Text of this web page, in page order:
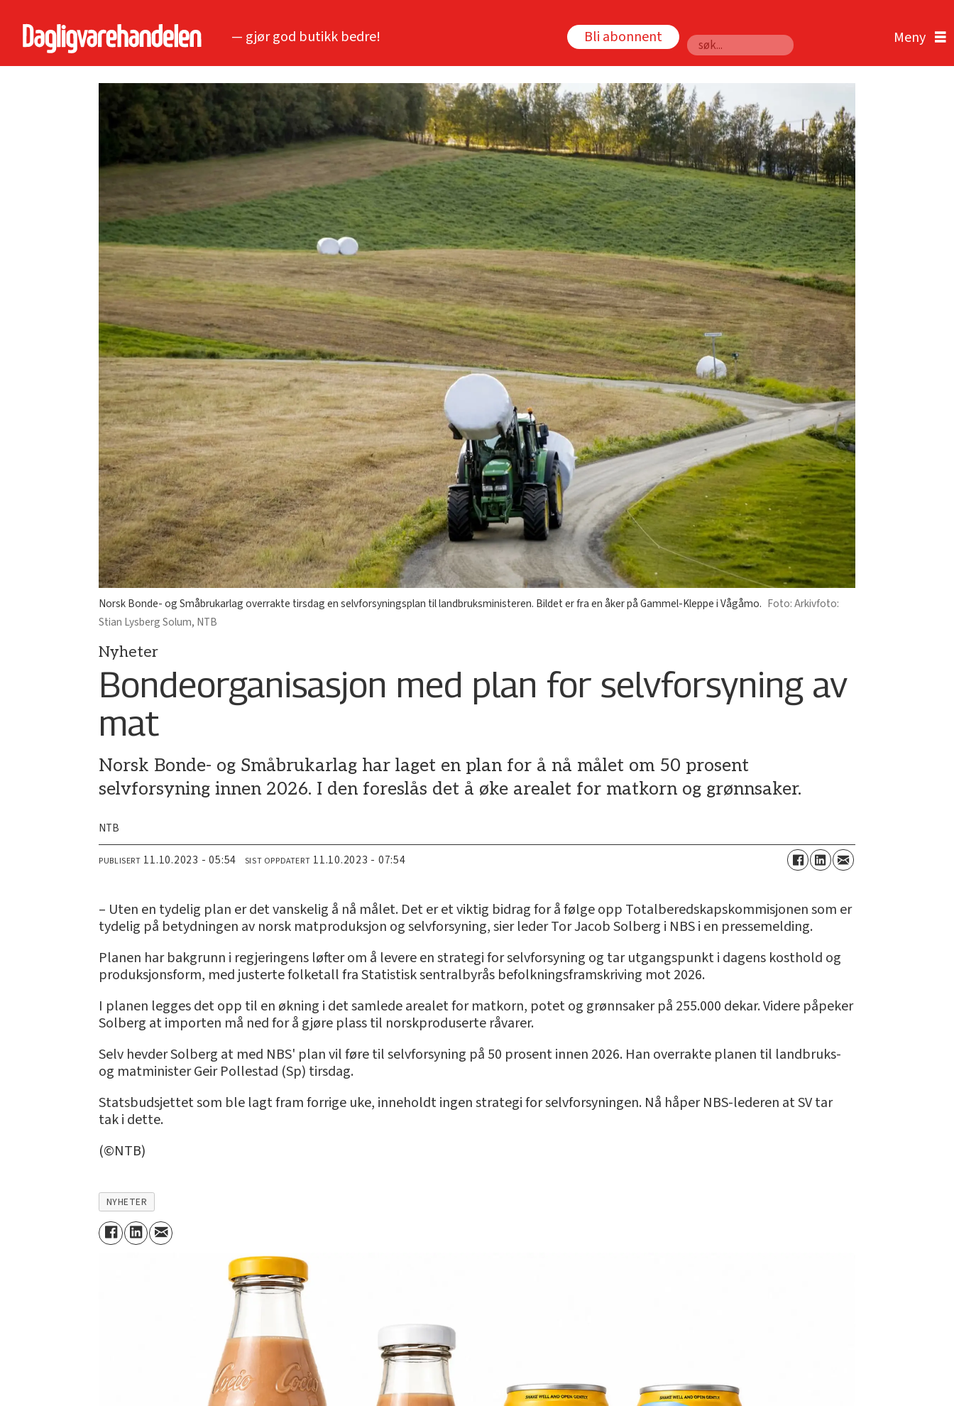
— gjør god butikk bedre! Bli abonnent
Søk
Norsk Bonde- og Småbrukarlag overrakte tirsdag en selvforsyningsplan til landbruksministeren. Bildet er fra en åker på Gammel-Kleppe i Vågåmo.
Arkivfoto:
Stian Lysberg Solum, NTB
Nyheter
Bondeorganisasjon med plan for selvforsyning av
mat
Norsk Bonde- og Småbrukarlag har laget en plan for å nå målet om 50 prosent
selvforsyning innen 2026. I den foreslås det å øke arealet for matkorn og grønnsaker.
NTB
PUBLISERT 11.10.2023 - 05:54 SIST OPPDATERT 11.10.2023 - 07:54
– Uten en tydelig plan er det vanskelig å nå målet. Det er et viktig bidrag for å følge opp Totalberedskapskommisjonen som er
tydelig på betydningen av norsk matproduksjon og selvforsyning, sier leder Tor Jacob Solberg i NBS i en pressemelding.
Planen har bakgrunn i regjeringens løfter om å levere en strategi for selvforsyning og tar utgangspunkt i dagens kosthold og
produksjonsform, med justerte folketall fra Statistisk sentralbyrås befolkningsframskriving mot 2026.
I planen legges det opp til en økning i det samlede arealet for matkorn, potet og grønnsaker på 255.000 dekar. Videre påpeker
Solberg at importen må ned for å gjøre plass til norskproduserte råvarer.
Selv hevder Solberg at med NBS' plan vil føre til selvforsyning på 50 prosent innen 2026. Han overrakte planen til landbruks-
og matminister Geir Pollestad (Sp) tirsdag.
Statsbudsjettet som ble lagt fram forrige uke, inneholdt ingen strategi for selvforsyningen. Nå håper NBS-lederen at SV tar
tak i dette.
(©NTB)
NYHETER